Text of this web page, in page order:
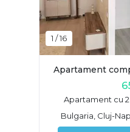
1 /16
Apartament
Apartament cu
Bulgaria, Cluj-